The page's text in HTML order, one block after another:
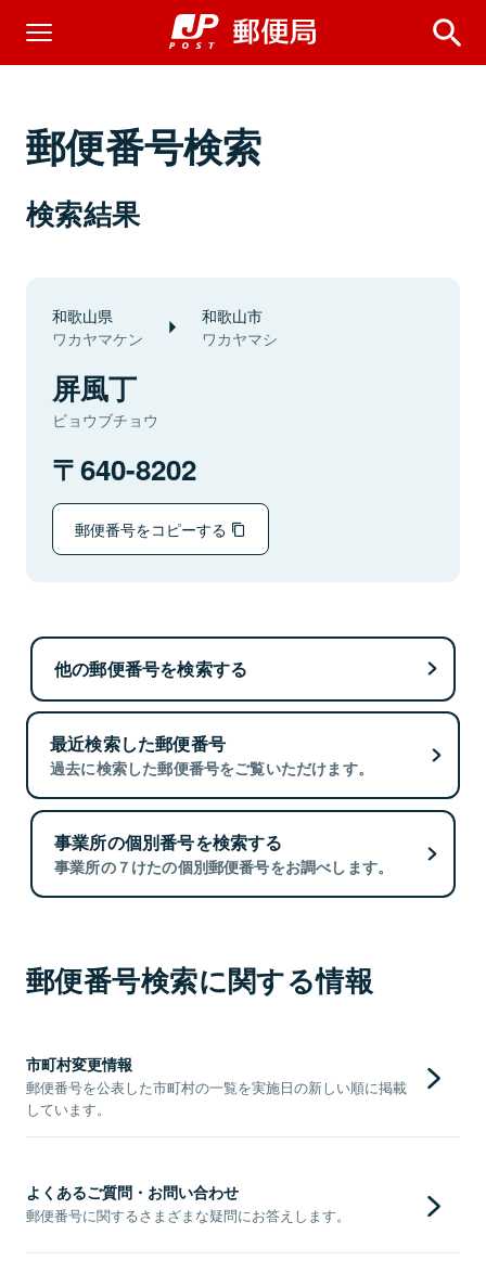
郵便番号検索
検索結果
和歌山県
ワカヤマケン
和歌山市
ワカヤマシ
屏風丁
ビョウブチョウ
640-8202
郵便番号をコピーする
他の郵便番号を検索する
最近検索した郵便番号
過去に検索した郵便番号をご覧いただけます。
事業所の個別番号を検索する
事業所の７けたの個別郵便番号をお調べします。
郵便番号検索に関する情報
市町村変更情報
郵便番号を公表した市町村の一覧を実施日の新しい順に掲載
しています。
よくあるご質問・お問い合わせ
郵便番号に関するさまざまな疑問にお答えします。